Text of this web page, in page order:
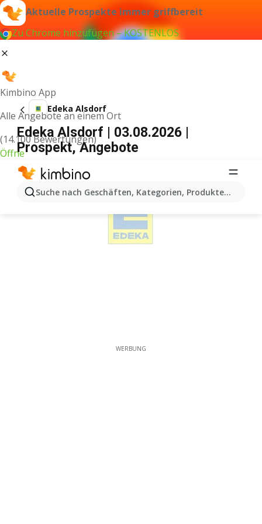
Aktuelle Prospekte immer griffbereit
Zu Chrome hinzufügen – KOSTENLOS
Kimbino App
Alle Angebote an einem Ort
(14.100 Bewertungen)
Öffne
Suche nach Geschäften, Kategorien, Produkten...
Edeka Alsdorf
Edeka Alsdorf | 03.08.2026 |
Prospekt, Angebote
WERBUNG